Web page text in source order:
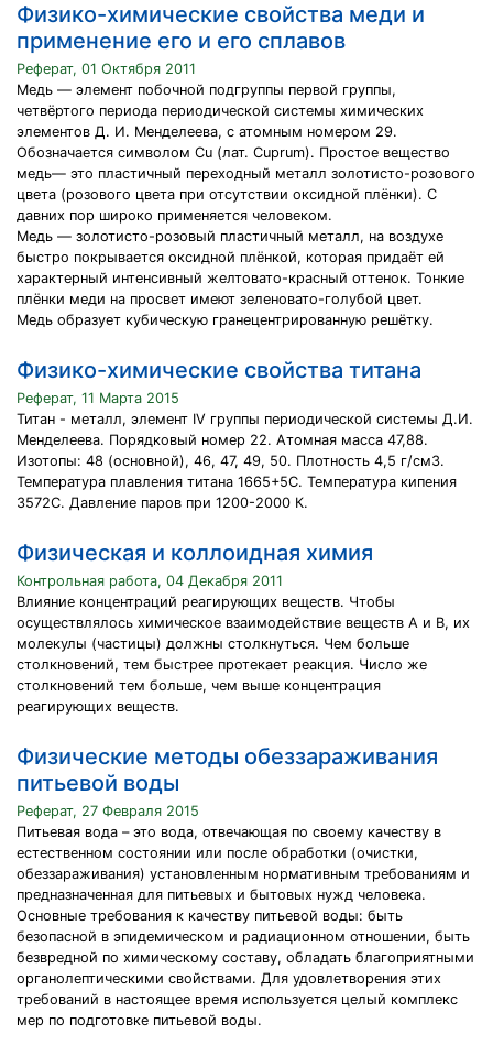
Физико-химические свойства меди и
применение его и его сплавов
Реферат, 01 Октября 2011
Медь — элемент побочной подгруппы первой группы,
четвёртого периода периодической системы химических
элементов Д. И. Менделеева, с атомным номером 29.
Обозначается символом Cu (лат. Cuprum). Простое вещество
медь— это пластичный переходный металл золотисто-розового
цвета (розового цвета при отсутствии оксидной плёнки). C
давних пор широко применяется человеком.
Медь — золотисто-розовый пластичный металл, на воздухе
быстро покрывается оксидной плёнкой, которая придаёт ей
характерный интенсивный желтовато-красный оттенок. Тонкие
плёнки меди на просвет имеют зеленовато-голубой цвет.
Медь образует кубическую гранецентрированную решётку.
Физико-химические свойства титана
Реферат, 11 Марта 2015
Титан - металл, элемент IV группы периодической системы Д.И.
Менделеева. Порядковый номер 22. Атомная масса 47,88.
Изотопы: 48 (основной), 46, 47, 49, 50. Плотность 4,5 г/см3.
Температура плавления титана 1665+5С. Температура кипения
3572С. Давление паров при 1200-2000 К.
Физическая и коллоидная химия
Контрольная работа, 04 Декабря 2011
Влияние концентраций реагирующих веществ. Чтобы
осуществлялось химическое взаимодействие веществ А и В, их
молекулы (частицы) должны столкнуться. Чем больше
столкновений, тем быстрее протекает реакция. Число же
столкновений тем больше, чем выше концентрация
реагирующих веществ.
Физические методы обеззараживания
питьевой воды
Реферат, 27 Февраля 2015
Питьевая вода – это вода, отвечающая по своему качеству в
естественном состоянии или после обработки (очистки,
обеззараживания) установленным нормативным требованиям и
предназначенная для питьевых и бытовых нужд человека.
Основные требования к качеству питьевой воды: быть
безопасной в эпидемическом и радиационном отношении, быть
безвредной по химическому составу, обладать благоприятными
органолептическими свойствами. Для удовлетворения этих
требований в настоящее время используется целый комплекс
мер по подготовке питьевой воды.